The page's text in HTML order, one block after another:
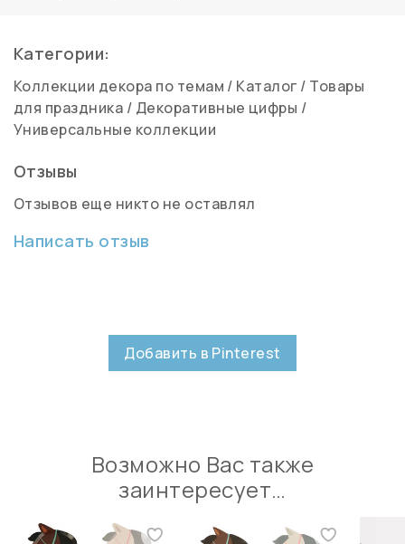
Категории:
Коллекции декора по темам / Каталог / Товары
для праздника / Декоративные цифры /
Универсальные коллекции
Отзывы
Отзывов еще никто не оставлял
Написать отзыв
Добавить в Pinterest
Возможно Вас также
заинтересует…